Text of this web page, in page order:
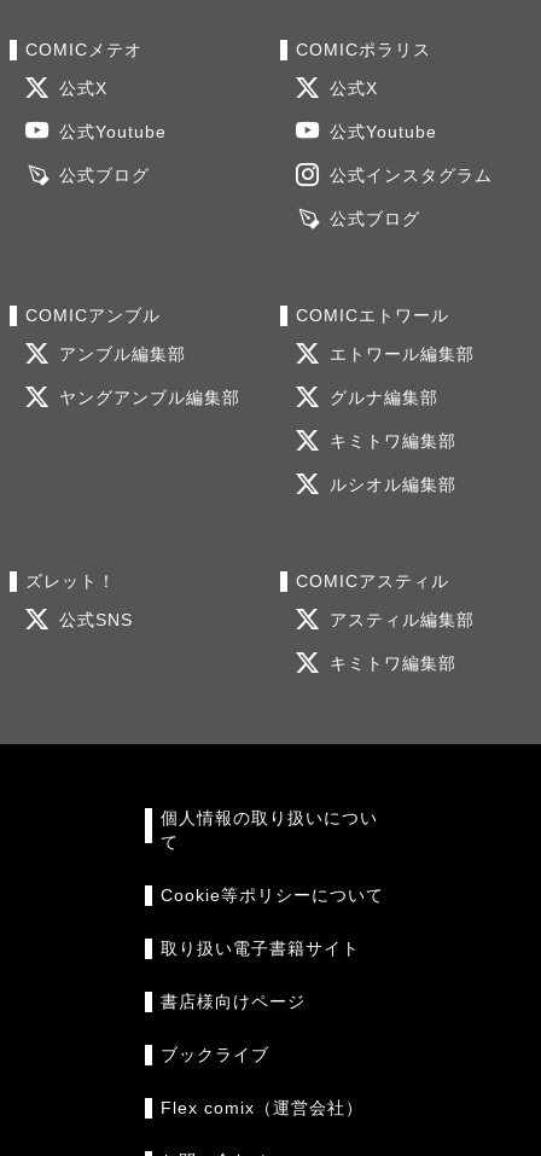
COMICメテオ
公式X
公式Youtube
公式ブログ
COMICポラリス
公式X
公式Youtube
公式インスタグラム
公式ブログ
COMICアンブル
アンブル編集部
ヤングアンブル編集部
COMICエトワール
エトワール編集部
グルナ編集部
キミトワ編集部
ルシオル編集部
ズレット！
公式SNS
COMICアスティル
アスティル編集部
キミトワ編集部
個人情報の取り扱いについ
て
Cookie等ポリシーについて
取り扱い電子書籍サイト
書店様向けページ
ブックライブ
Flex comix（運営会社）